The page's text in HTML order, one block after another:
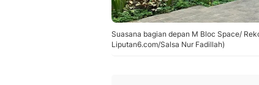
Suasana bagian depan M Bloc Space/
Liputan6.com/Salsa Nur Fadillah)